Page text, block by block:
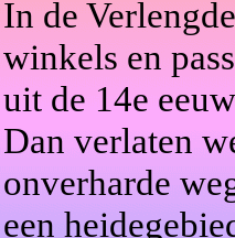
In de
winkels en
uit de 14e
Dan verlaten
onverharde
een